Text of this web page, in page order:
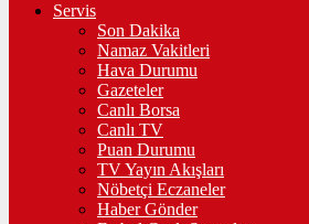
Servis
Son Dakika
Namaz Vakitleri
Hava Durumu
Gazeteler
Canlı Borsa
Canlı TV
Puan Durumu
TV Yayın Akışları
Nöbetçi Eczaneler
Haber Gönder